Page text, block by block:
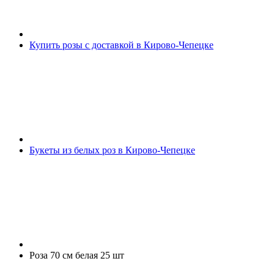
Купить розы с доставкой в Кирово-Чепецке
Букеты из белых роз в Кирово-Чепецке
Роза 70 см белая 25 шт